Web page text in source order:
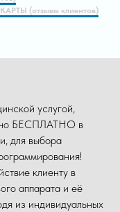
(отзывы клиентов)
услугой,
БЕСПЛАТНО в
для выбора
клиенту в
аппарата и её
из индивидуальных